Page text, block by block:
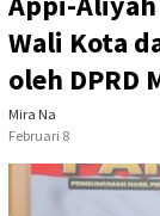
Wali Kota
oleh DPRD
Mira Na
Februari 8